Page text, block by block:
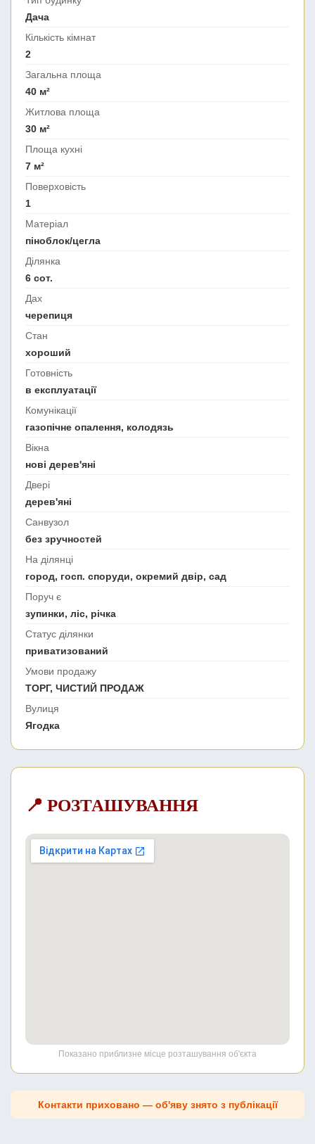
Дача
Кількість кімнат
2
Загальна площа
40 м²
Житлова площа
30 м²
Площа кухні
7 м²
Поверховість
1
Матеріал
піноблок/цегла
Ділянка
6 сот.
Дах
черепиця
Стан
хороший
Готовність
в експлуатації
Комунікації
газопічне опалення, колодязь
Вікна
нові дерев'яні
Двері
дерев'яні
Санвузол
без зручностей
На ділянці
город, госп. споруди, окремий двір, сад
Поруч є
зупинки, ліс, річка
Статус ділянки
приватизований
Умови продажу
ТОРГ, ЧИСТИЙ ПРОДАЖ
Вулиця
Ягодка
📍 РОЗТАШУВАННЯ
Показано приблизне місце розташування об'єкта
Контакти приховано — об'яву знято з публікації